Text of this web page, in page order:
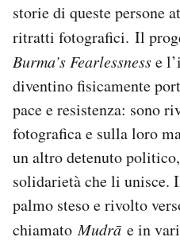
storie di queste persone
ritratti fotografici. Il
Burma’s Fearlessnesse
diventino fisicamente
pace e resistenza: sono
fotografica e sulla loro
un altro detenuto
solidarietà che li unisce.
palmo steso e rivolto
chiamatoMudrā e in